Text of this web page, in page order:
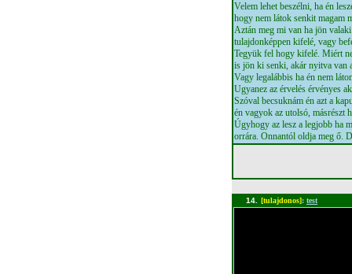
Velem lehet beszélni, ha én
hogy nem látok senkit magam
Aztán meg mi van ha jön
tulajdonképpen kifelé, vagy
Tegyük fel hogy kifelé. Miért
is jön ki senki, akár nyitva van
Vagy legalábbis ha én nem
Ugyanez az érvelés érvényes
Szóval becsuknám én azt a
én vagyok az utolsó, másrészt
Úgyhogy az lesz a legjobb ha
orrára. Onnantól oldja meg ő.
14. [tulajdonos]: test